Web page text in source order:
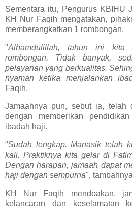
Sementara itu, Pengurus KBIHU
KH Nur Faqih mengatakan,
memberangkatkan 1 rombongan.
"Alhamdulillah, tahun ini kita
rombongan. Tidak banyak,
pelayanan yang berkualitas.
nyaman ketika menjalankan
Faqih.
Jamaahnya pun, sebut ia, telah
dengan memberikan
ibadah haji.
"Sudah lengkap. Manasik telah
kali. Praktiknya kita gelar di
Dengan harapan, jamaah dapat
haji dengan sempurna",
KH Nur Faqih mendoakan,
kelancaran dan keselamatan